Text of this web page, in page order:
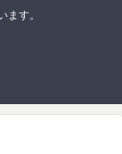
ます。